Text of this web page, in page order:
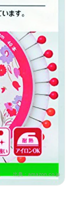
出典： amazon.co.jp